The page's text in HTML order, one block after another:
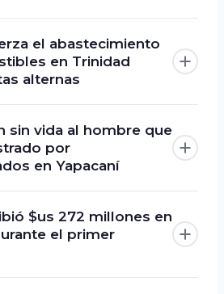
el abastecimiento
en Trinidad
alternas
sin vida al hombre que
por
en Yapacaní
$us 272 millones en
el primer